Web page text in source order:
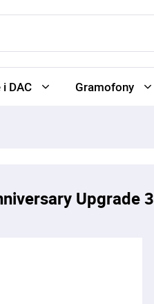
DAC Gramofony
Upgrade 3